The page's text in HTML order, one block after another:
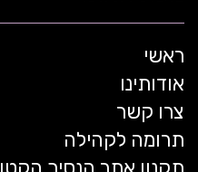
ראשי
אודותינו
צרו קשר
תרומה לקהילה